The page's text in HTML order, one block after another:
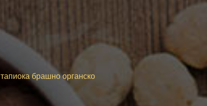
тапиока брашно органско